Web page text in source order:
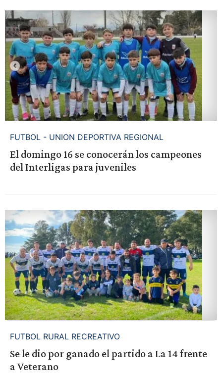
FUTBOL - UNION DEPORTIVA REGIONAL
El domingo 16 se conocerán los campeones
del Interligas para juveniles
FUTBOL RURAL RECREATIVO
Se le dio por ganado el partido a La 14 frente
a Veterano